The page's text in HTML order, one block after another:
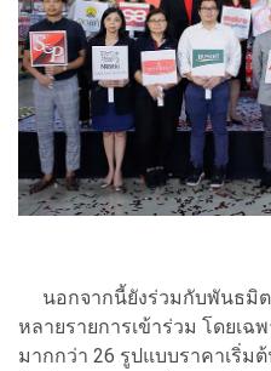
นอกจากนี้ยังร่วมกับพันธมิต
หลายรายการเข้าร่วม โดยเฉ
มากกว่า 26 รูปแบบราคาเริ่ม